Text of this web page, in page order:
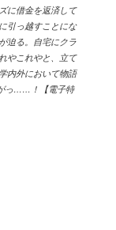
に借金を返済して
引っ越すことにな
迫る。自宅にクラ
やこれやと、立て
内外において物語
っ……！【電子特